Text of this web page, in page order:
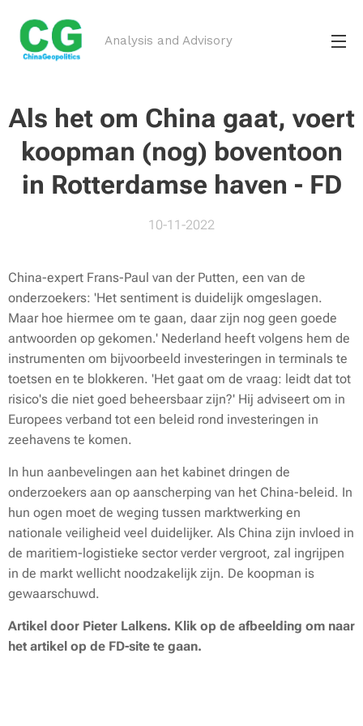
Analysis and Advisory
Als het om China gaat, voert
koopman (nog) boventoon
in Rotterdamse haven - FD
10-11-2022
China-expert Frans-Paul van der Putten, een van de
onderzoekers: 'Het sentiment is duidelijk omgeslagen.
Maar hoe hiermee om te gaan, daar zijn nog geen goede
antwoorden op gekomen.' Nederland heeft volgens hem de
instrumenten om bijvoorbeeld investeringen in terminals te
toetsen en te blokkeren. 'Het gaat om de vraag: leidt dat tot
risico's die niet goed beheersbaar zijn?' Hij adviseert om in
Europees verband tot een beleid rond investeringen in
zeehavens te komen.
In hun aanbevelingen aan het kabinet dringen de
onderzoekers aan op aanscherping van het China-beleid. In
hun ogen moet de weging tussen marktwerking en
nationale veiligheid veel duidelijker. Als China zijn invloed in
de maritiem-logistieke sector verder vergroot, zal ingrijpen
in de markt wellicht noodzakelijk zijn. De koopman is
gewaarschuwd.
Artikel door Pieter Lalkens. Klik op de afbeelding om naar
het artikel op de FD-site te gaan.